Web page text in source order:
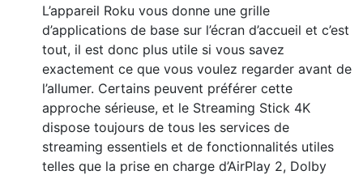
L’appareil Roku vous donne une grille
d’applications de base sur l’écran d’accueil et c’est
tout, il est donc plus utile si vous savez
exactement ce que vous voulez regarder avant de
l’allumer. Certains peuvent préférer cette
approche sérieuse, et le Streaming Stick 4K
dispose toujours de tous les services de
streaming essentiels et de fonctionnalités utiles
telles que la prise en charge d’AirPlay 2, Dolby